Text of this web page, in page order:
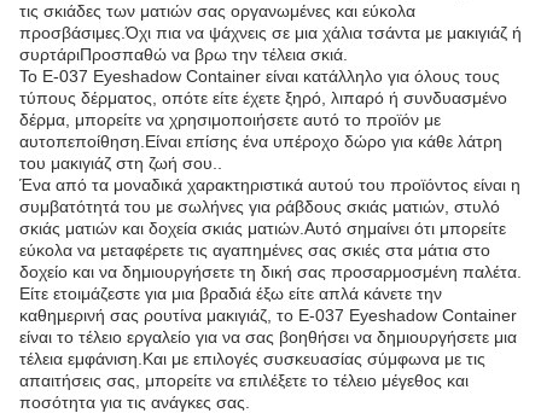
τις σκιάδες των ματιών σας οργανωμένες και εύκολα
προσβάσιμες.Όχι πια να ψάχνεις σε μια χάλια τσάντα με μακιγιάζ ή
συρτάριΠροσπαθώ να βρω την τέλεια σκιά.
Το E-037 Eyeshadow Container είναι κατάλληλο για όλους τους
τύπους δέρματος, οπότε είτε έχετε ξηρό, λιπαρό ή συνδυασμένο
δέρμα, μπορείτε να χρησιμοποιήσετε αυτό το προϊόν με
αυτοπεποίθηση.Είναι επίσης ένα υπέροχο δώρο για κάθε λάτρη
του μακιγιάζ στη ζωή σου..
Ένα από τα μοναδικά χαρακτηριστικά αυτού του προϊόντος είναι η
συμβατότητά του με σωλήνες για ράβδους σκιάς ματιών, στυλό
σκιάς ματιών και δοχεία σκιάς ματιών.Αυτό σημαίνει ότι μπορείτε
εύκολα να μεταφέρετε τις αγαπημένες σας σκιές στα μάτια στο
δοχείο και να δημιουργήσετε τη δική σας προσαρμοσμένη παλέτα.
Είτε ετοιμάζεστε για μια βραδιά έξω είτε απλά κάνετε την
καθημερινή σας ρουτίνα μακιγιάζ, το E-037 Eyeshadow Container
είναι το τέλειο εργαλείο για να σας βοηθήσει να δημιουργήσετε μια
τέλεια εμφάνιση.Και με επιλογές συσκευασίας σύμφωνα με τις
απαιτήσεις σας, μπορείτε να επιλέξετε το τέλειο μέγεθος και
ποσότητα για τις ανάγκες σας.